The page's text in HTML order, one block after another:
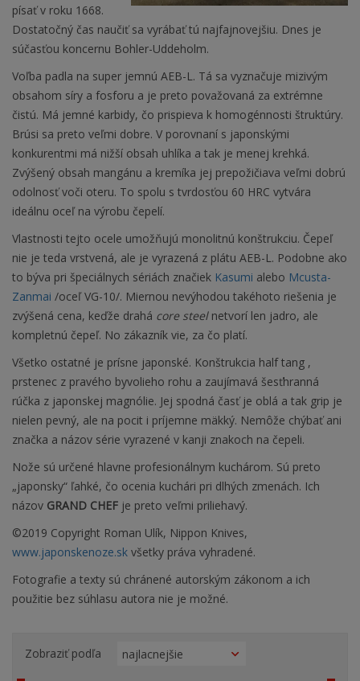
písať v roku 1668.
Dostatočný čas naučiť sa vyrábať tú najfajnovejšiu. Dnes je
súčasťou koncernu Bohler-Uddeholm.
Voľba padla na super jemnú AEB-L. Tá sa vyznačuje mizivým
obsahom síry a fosforu a je preto považovaná za extrémne
čistú. Má jemné karbidy, čo prispieva k homogénnosti štruktúry.
Brúsi sa preto veľmi dobre. V porovnaní s japonskými
konkurentmi má nižší obsah uhlíka a tak je menej krehká.
Zvýšený obsah mangánu a kremíka jej prepožičiava veľmi dobrú
odolnosť voči oteru. To spolu s tvrdosťou 60 HRC vytvára
ideálnu oceľ na výrobu čepelí.
Vlastnosti tejto ocele umožňujú monolitnú konštrukciu. Čepeľ
nie je teda vrstvená, ale je vyrazená z plátu AEB-L. Podobne ako
to býva pri špeciálnych sériách značiek Kasumi alebo Mcusta-
Zanmai /oceľ VG-10/. Miernou nevýhodou takéhoto riešenia je
zvýšená cena, keďže drahá core steelnetvorí len jadro, ale
kompletnú čepeľ. No zákazník vie, za čo platí.
Všetko ostatné je prísne japonské. Konštrukcia half tang ,
prstenec z pravého byvolieho rohu a zaujímavá šesťhranná
rúčka z japonskej magnólie. Jej spodná časť je oblá a tak grip je
nielen pevný, ale na pocit i príjemne mäkký. Nemôže chýbať ani
značka a názov série vyrazené v kanji znakoch na čepeli.
Nože sú určené hlavne profesionálnym kuchárom. Sú preto
„japonsky“ ľahké, čo ocenia kuchári pri dlhých zmenách. Ich
názov GRAND CHEF je preto veľmi priliehavý.
©2019 Copyright Roman Ulík, Nippon Knives,
www.japonskenoze.sk všetky práva vyhradené.
Fotografie a texty sú chránené autorským zákonom a ich
použitie bez súhlasu autora nie je možné.
Zobraziť podľa